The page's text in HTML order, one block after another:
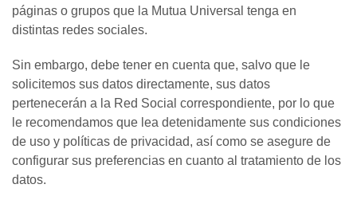
páginas o grupos que la Mutua Universal tenga en
distintas redes sociales.
Sin embargo, debe tener en cuenta que, salvo que le
solicitemos sus datos directamente, sus datos
pertenecerán a la Red Social correspondiente, por lo que
le recomendamos que lea detenidamente sus condiciones
de uso y políticas de privacidad, así como se asegure de
configurar sus preferencias en cuanto al tratamiento de los
datos.